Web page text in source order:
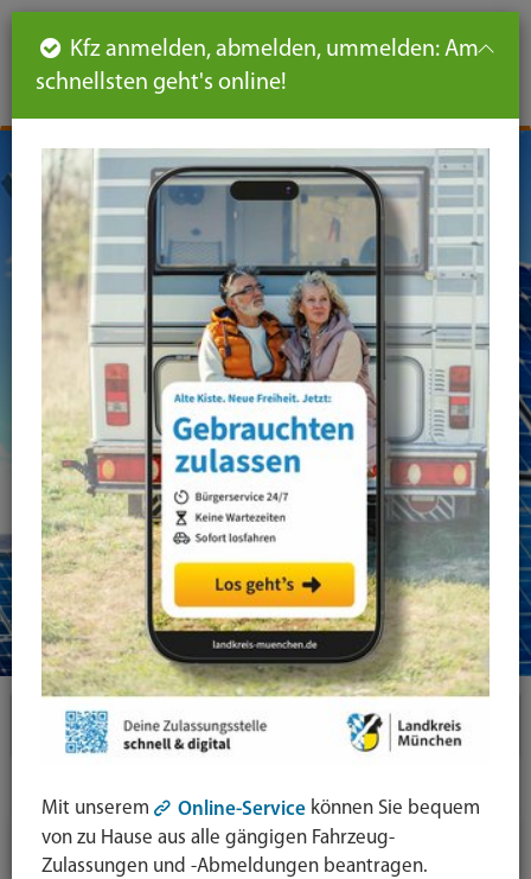
DE
Themen
Umweltehrung
Seiteninhalt
Hauptnavigation
Seitennavigation
leichte
Sprache
Kfz anmelden, abmelden, ummelden: Am
schnellsten geht's online!
Mit unserem Online-Service können Sie bequem
von zu Hause aus alle gängigen Fahrzeug-
Zulassungen und -Abmeldungen beantragen.